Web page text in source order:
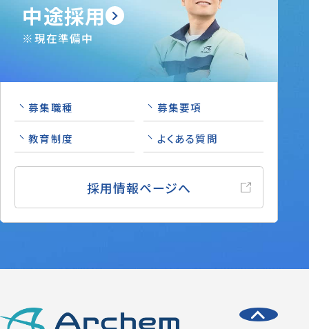
中途採用
※現在準備中
募集職種 募集要項
教育制度 よくある質問
採用情報ページへ